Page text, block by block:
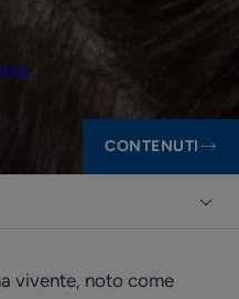
CONTENUTI
vivente, noto come